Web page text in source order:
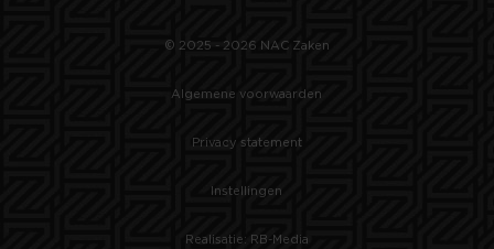
© 2025 - 2026 NAC Zaken
Algemene voorwaarden
Privacy statement
Instellingen
Realisatie: RB-Media